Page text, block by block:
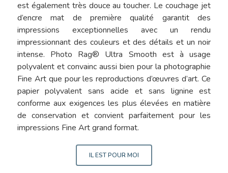
est également très douce au toucher. Le couchage jet
d’encre mat de première qualité garantit des
impressions exceptionnelles avec un rendu
impressionnant des couleurs et des détails et un noir
intense. Photo Rag® Ultra Smooth est à usage
polyvalent et convainc aussi bien pour la photographie
Fine Art que pour les reproductions d’œuvres d’art. Ce
papier polyvalent sans acide et sans lignine est
conforme aux exigences les plus élevées en matière
de conservation et convient parfaitement pour les
impressions Fine Art grand format.
IL EST POUR MOI